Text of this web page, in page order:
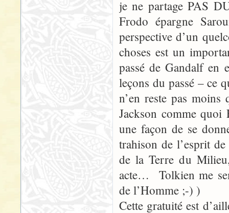
je ne partage PAS
Frodo épargne
perspective d’un
choses est un
passé de Gandalf en
leçons du passé – ce
n’en reste pas
Jackson comme quoi
une façon de se
trahison de l’esprit
de la Terre du
acte… Tolkien me
de l’Homme ;-) )
Cette gratuité est